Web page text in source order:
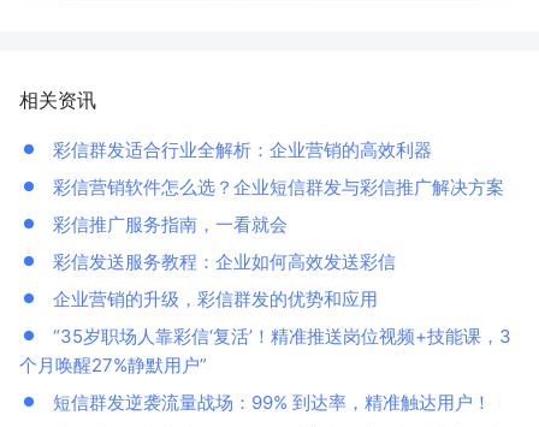
相关资讯
彩信群发适合行业全解析：企业营销的高效利器
彩信营销软件怎么选？企业短信群发与彩信推广解决方案
彩信推广服务指南，一看就会
彩信发送服务教程：企业如何高效发送彩信
企业营销的升级，彩信群发的优势和应用
“35岁职场人靠彩信‘复活’！精准推送岗位视频+技能课，3
个月唤醒27%静默用户”
短信群发逆袭流量战场：99% 到达率，精准触达用户！